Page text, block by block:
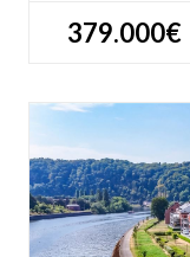
379.000€